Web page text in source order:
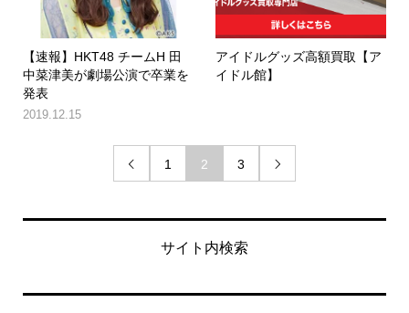
【速報】HKT48 チームH 田
中菜津美が劇場公演で卒業を
発表
2019.12.15
アイドルグッズ高額買取【ア
イドル館】
 1 2 3 
サイト内検索